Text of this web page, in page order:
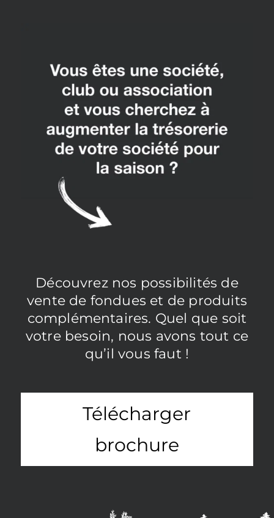
Découvrez nos possibilités de
vente de fondues et de produits
complémentaires. Quel que soit
votre besoin, nous avons tout ce
qu’il vous faut !
Télécharger
brochure